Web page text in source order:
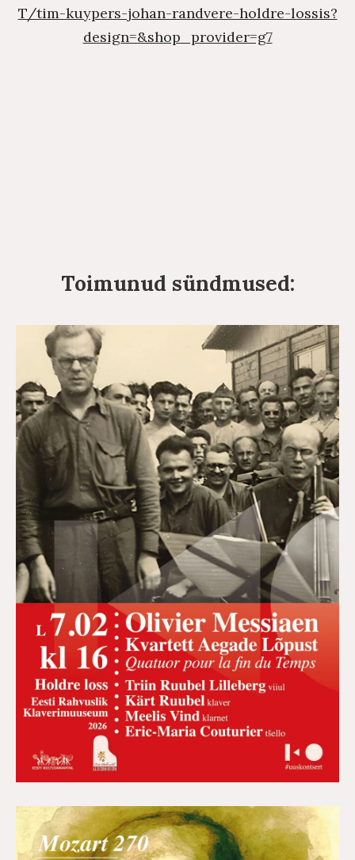
T/tim-kuypers-johan-randvere-holdre-lossis?
design=&shop_provider=g7
Toimunud sündmused: